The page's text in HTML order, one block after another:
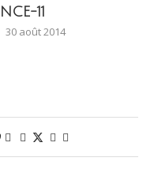
11
30 août 2014